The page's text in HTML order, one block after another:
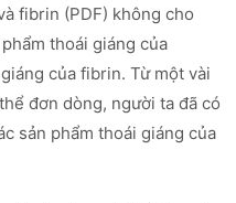
fibrin (PDF) không cho
thoái giáng của
của fibrin. Từ một vài
đơn dòng, người ta đã có
sản phẩm thoái giáng của